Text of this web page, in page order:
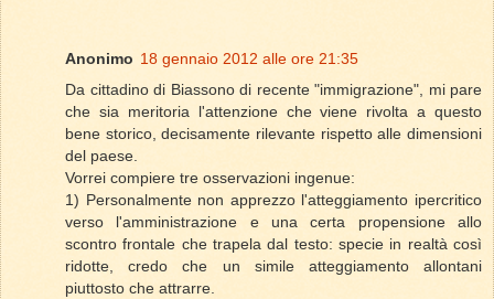
Anonimo 18 gennaio 2012 alle ore 21:35
Da cittadino di Biassono di recente "immigrazione", mi pare
che sia meritoria l'attenzione che viene rivolta a questo
bene storico, decisamente rilevante rispetto alle dimensioni
del paese.
Vorrei compiere tre osservazioni ingenue:
1) Personalmente non apprezzo l'atteggiamento ipercritico
verso l'amministrazione e una certa propensione allo
scontro frontale che trapela dal testo: specie in realtà così
ridotte, credo che un simile atteggiamento allontani
piuttosto che attrarre.